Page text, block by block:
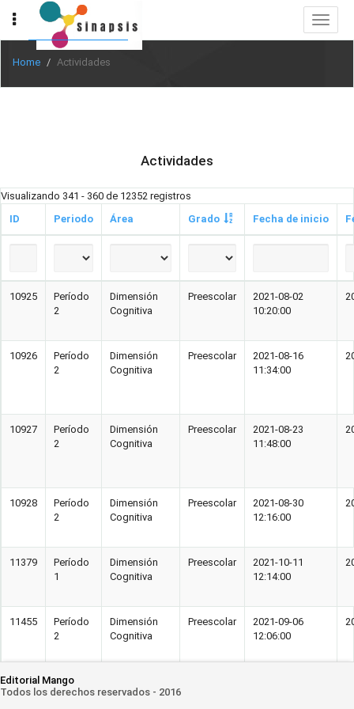
Toggle
Home Actividades
Actividades
Visualizando 341 - 360 de 12352 registros
ID
Periodo Área Grado Fecha de inicio
10925
Período
2
Dimensión
Cognitiva
Preescolar
2021-08-02
10:20:00
10926
Período
2
Dimensión
Cognitiva
Preescolar
2021-08-16
11:34:00
10927
Período
2
Dimensión
Cognitiva
Preescolar
2021-08-23
11:48:00
10928
Período
2
Dimensión
Cognitiva
Preescolar
2021-08-30
12:16:00
11379
Período
1
Dimensión
Cognitiva
Preescolar
2021-10-11
12:14:00
11455
Período
2
Dimensión
Cognitiva
Preescolar
2021-09-06
12:06:00
11487
Período
Dimensión
Editorial Mango
Todos los derechos reservados - 2016